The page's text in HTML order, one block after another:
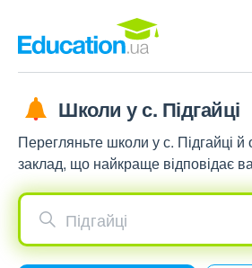
Школи у с. Підгайці
Перегляньте школи у с. Підгайці й
заклад, що найкраще відповідає
Підгайці